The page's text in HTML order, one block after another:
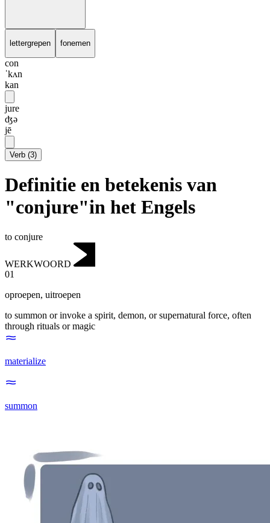
lettergrepen fonemen
con
ˈkʌn
kan
jure
ʤə
jē
Verb (3)
Definitie en betekenis van
"conjure"in het Engels
to conjure
WERKWOORD
01
oproepen, uitroepen
to summon or invoke a spirit, demon, or supernatural force, often
through rituals or magic
materialize
summon